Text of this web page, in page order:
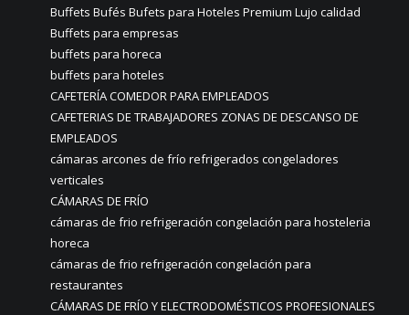
Buffets Bufés Bufets para Hoteles Premium Lujo calidad
Buffets para empresas
buffets para horeca
buffets para hoteles
CAFETERÍA COMEDOR PARA EMPLEADOS
CAFETERIAS DE TRABAJADORES ZONAS DE DESCANSO DE
EMPLEADOS
cámaras arcones de frío refrigerados congeladores
verticales
CÁMARAS DE FRÍO
cámaras de frio refrigeración congelación para hosteleria
horeca
cámaras de frio refrigeración congelación para
restaurantes
CÁMARAS DE FRÍO Y ELECTRODOMÉSTICOS PROFESIONALES